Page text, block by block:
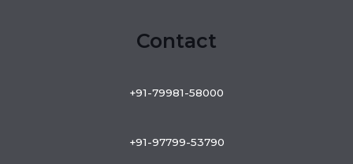
Contact
+91-79981-58000
+91-97799-53790